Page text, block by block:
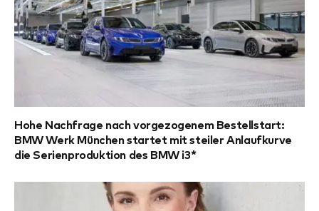
Hohe Nachfrage nach vorgezogenem Bestellstart:
BMW Werk München startet mit steiler Anlaufkurve
die Serienproduktion des BMW i3*